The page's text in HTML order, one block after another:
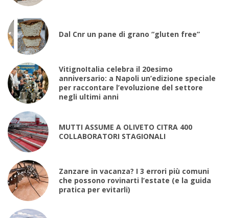
Dal Cnr un pane di grano “gluten free”
VitignoItalia celebra il 20esimo
anniversario: a Napoli un’edizione speciale
per raccontare l’evoluzione del settore
negli ultimi anni
MUTTI ASSUME A OLIVETO CITRA 400
COLLABORATORI STAGIONALI
Zanzare in vacanza? I 3 errori più comuni
che possono rovinarti l’estate (e la guida
pratica per evitarli)